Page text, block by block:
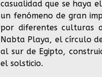
casualidad que se haya
un fenómeno de gran
por diferentes culturas
Nabta Playa, el círculo
al sur de Egipto,
el solsticio.